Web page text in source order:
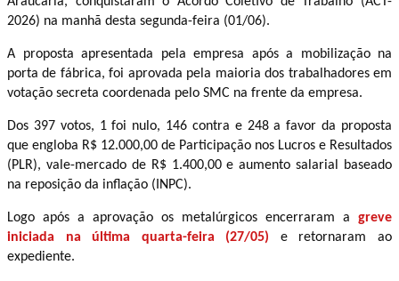
2026) na manhã desta segunda-feira (01/06).
A proposta apresentada pela empresa após a mobilização na
porta de fábrica, foi aprovada pela maioria dos trabalhadores em
votação secreta coordenada pelo SMC na frente da empresa.
Dos 397 votos, 1 foi nulo, 146 contra e 248 a favor da proposta
que engloba R$ 12.000,00 de Participação nos Lucros e Resultados
(PLR), vale-mercado de R$ 1.400,00 e aumento salarial baseado
na reposição da inflação (INPC).
Logo após a aprovação os metalúrgicos encerraram a greve
iniciada na última quarta-feira (27/05) e retornaram ao
expediente.